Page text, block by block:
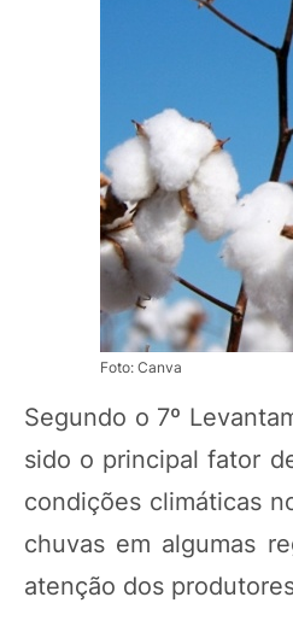
Foto: Canva
Segundo o 7º
sido o principal fator
condições climáticas
chuvas em algumas
atenção dos